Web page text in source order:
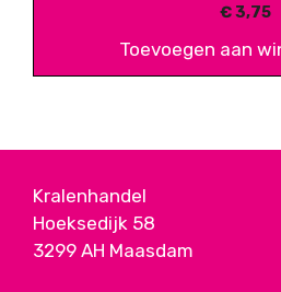
€3,75
Toevoegen aan
Kralenhandel
Hoeksedijk 58
3299 AH Maasdam